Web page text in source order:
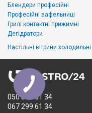
Блендери професійні
Професійні вафельниці
Грилі контактні прижимні
Дегідратори
Настільні вітрини холодильні
050 335 61 34
067 299 61 34